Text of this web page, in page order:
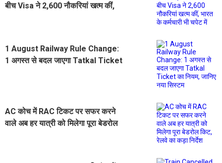
बीच Visa ने 2,600 नौकरियां खत्म कीं,
1 August Railway Rule Change:
1 अगस्त से बदल जाएगा Tatkal Ticket
AC कोच में RAC टिकट पर सफर करने
वाले अब हर यात्री को मिलेगा पूरा बेडरोल